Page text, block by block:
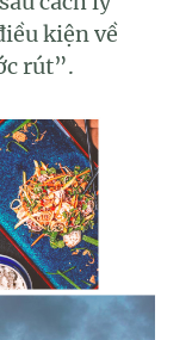
kiện về
rút”.